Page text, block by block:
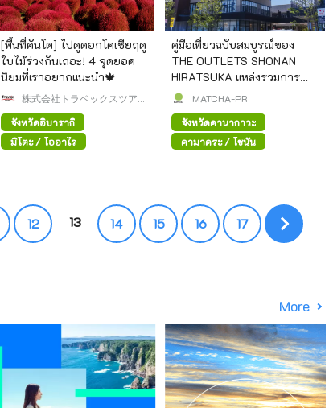
[พื้นที่คันโต] ไปดูดอกโคเชียฤดู
ใบไม้ร่วงกันเถอะ! 4 จุดยอด
นิยมที่เราอยากแนะนำ🍁
株式会社トラベックスツアー
จังหวัดอิบารากิ
มิโตะ / โออาไร
คู่มือเที่ยวฉบับสมบูรณ์ของ
THE OUTLETS SHONAN
HIRATSUKA แหล่งรวมการ
ชอป เครื่องใช้ไฟฟ้าลดราคา
เดียว
MATCHA-PR
จังหวัดคานากาวะ
คามาคุระ / โชนัน
12 13 14 15 16 17
More